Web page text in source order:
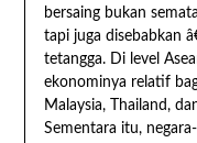
bersaing bukan
tapi juga disebabkan
tetangga. Di level
ekonominya relatif
Malaysia, Thailand,
Sementara itu,